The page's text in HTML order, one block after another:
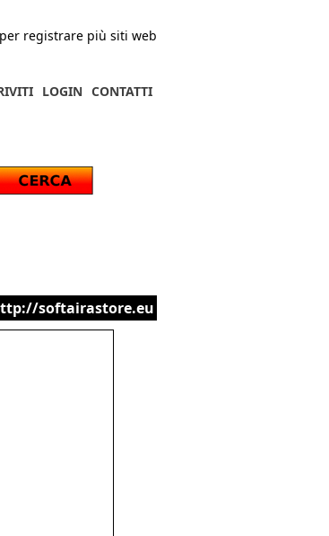
registrare più siti web
CONTATTI
LOGIN
softairastore.eu